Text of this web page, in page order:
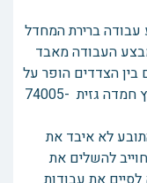
ברירת המחדל
העבודה מאבד
הצדדים הופר על
ידי מבצע העבודה (ראו פירוט בפס"ד ארץ חמדה גזית 74005-
לא איבד את
להשלים את